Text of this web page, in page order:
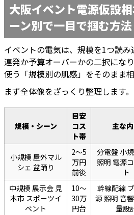
大阪イベント電源仮設
ーン別で一目で掴む方法
イベントの電気は、規模を1つ読
連発か予算オーバーかの二択にな
使う「規模別の肌感」をそのまま
まず全体像をざっくり整理します。
規模・シーン
目安
コス
ト帯
主な
小規模 屋外マル
シェ 盆踊り
2〜5
万円
前後
分電盤 小
照明 電源
ト
中規模 展示会 見
本市 スポーツイ
ベント
10〜
30万
円台
幹線配線
源 照明 音
量設